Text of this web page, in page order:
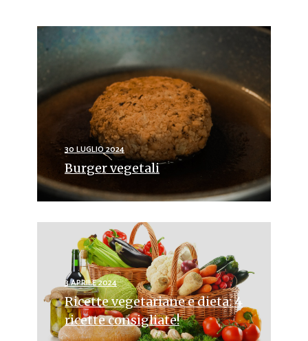
30 LUGLIO 2024
Burger vegetali
3 APRILE 2024
Ricette vegetariane e dieta: 4
ricette consigliate!